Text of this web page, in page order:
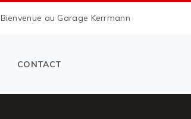
Bienvenue au Garage Kerrmann
CONTACT